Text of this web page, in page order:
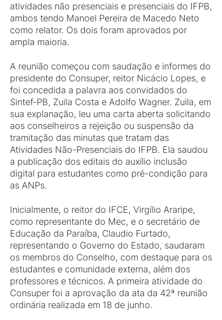
atividades não presenciais e presenciais do IFPB,
ambos tendo Manoel Pereira de Macedo Neto
como relator. Os dois foram aprovados por
ampla maioria.
A reunião começou com saudação e informes do
presidente do Consuper, reitor Nicácio Lopes, e
foi concedida a palavra aos convidados do
Sintef-PB, Zuila Costa e Adolfo Wagner. Zuila, em
sua explanação, leu uma carta aberta solicitando
aos conselheiros a rejeição ou suspensão da
tramitação das minutas que tratam das
Atividades Não-Presenciais do IFPB. Ela saudou
a publicação dos editais do auxílio inclusão
digital para estudantes como pré-condição para
as ANPs.
Inicialmente, o reitor do IFCE, Virgílio Araripe,
como representante do Mec, e o secretário de
Educação da Paraíba, Claudio Furtado,
representando o Governo do Estado, saudaram
os membros do Conselho, com destaque para os
estudantes e comunidade externa, além dos
professores e técnicos. A primeira atividade do
Consuper foi a aprovação da ata da 42ª reunião
ordinária realizada em 18 de junho.